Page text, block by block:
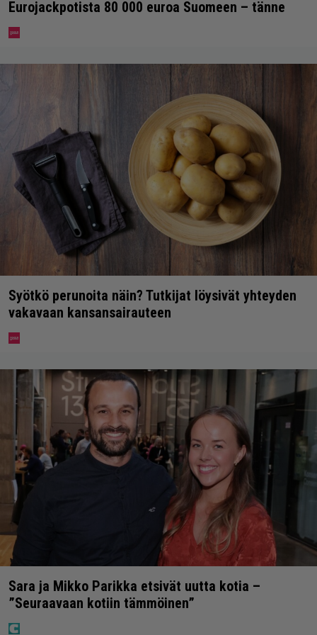
Eurojackpotista 80 000 euroa Suomeen – tänne
Syötkö perunoita näin? Tutkijat löysivät yhteyden
vakavaan kansansairauteen
Sara ja Mikko Parikka etsivät uutta kotia –
”Seuraavaan kotiin tämmöinen”